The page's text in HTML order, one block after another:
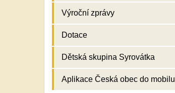
Výroční zprávy
Dotace
Dětská skupina Syrovátka
Aplikace Česká obec do mobilu